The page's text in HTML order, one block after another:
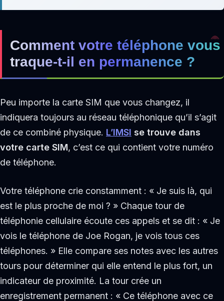
Comment votre téléphone vous
traque-t-il en permanence ?
Peu importe la carte SIM que vous changez, il
indiquera toujours au réseau téléphonique qu’il s’agit
de ce combiné physique. L’IMSI se trouve dans
votre carte SIM, c’est ce qui contient votre numéro
de téléphone.
Votre téléphone crie constamment : « Je suis là, qui
est le plus proche de moi ? » Chaque tour de
téléphonie cellulaire écoute ces appels et se dit : « Je
vois le téléphone de Joe Rogan, je vois tous ces
téléphones. » Elle compare ses notes avec les autres
tours pour déterminer qui elle entend le plus fort, un
indicateur de proximité. La tour crée un
enregistrement permanent : « Ce téléphone avec ce